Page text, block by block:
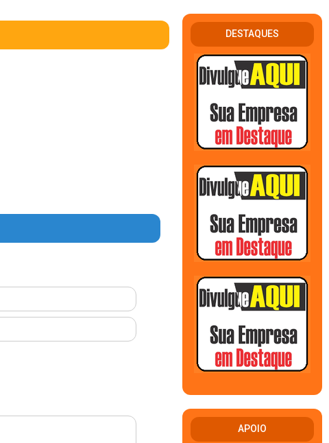
DESTAQUES
APOIO